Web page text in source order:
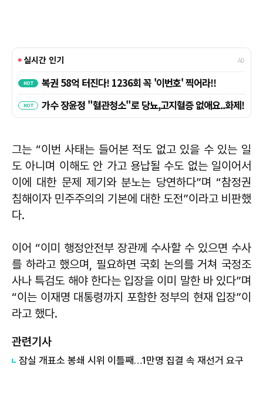
그는 “이번 사태는 들어본 적도 없고 있을 수 있는 일
도 아니며 이해도 안 가고 용납될 수도 없는 일이어서
이에 대한 문제 제기와 분노는 당연하다”며 “참정권
침해이자 민주주의의 기본에 대한 도전”이라고 비판했
다.
이어 “이미 행정안전부 장관께 수사할 수 있으면 수사
를 하라고 했으며, 필요하면 국회 논의를 거쳐 국정조
사나 특검도 해야 한다는 입장을 이미 말한 바 있다”며
“이는 이재명 대통령까지 포함한 정부의 현재 입장”이
라고 했다.
관련기사
잠실 개표소 봉쇄 시위 이틀째…1만명 집결 속 재선거 요구